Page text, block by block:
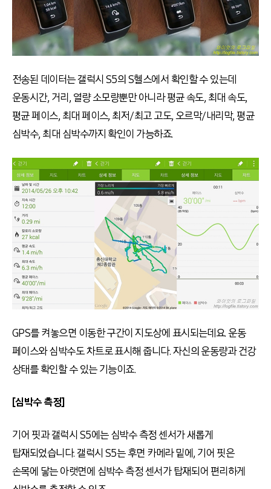
전송된 데이터는 갤럭시 S5의 S헬스에서 확인할 수 있는데
운동시간, 거리, 열량 소모량뿐만 아니라 평균 속도, 최대 속도,
평균 페이스, 최대 페이스, 최저/최고 고도, 오르막/내리막, 평균
심박수, 최대 심박수까지 확인이 가능하죠.
GPS를 켜놓으면 이동한 구간이 지도상에 표시되는데요. 운동
페이스와 심박수도 차트로 표시해 줍니다. 자신의 운동량과 건강
상태를 확인할 수 있는 기능이죠.
[심박수 측정]
기어 핏과 갤럭시 S5에는 심박수 측정 센서가 새롭게
탑재되었습니다. 갤럭시 S5는 후면 카메라 밑에, 기어 핏은
손목에 닿는 아랫면에 심박수 측정 센서가 탑재되어 편리하게